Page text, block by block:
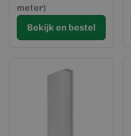
meter)
Bekijk en bestel